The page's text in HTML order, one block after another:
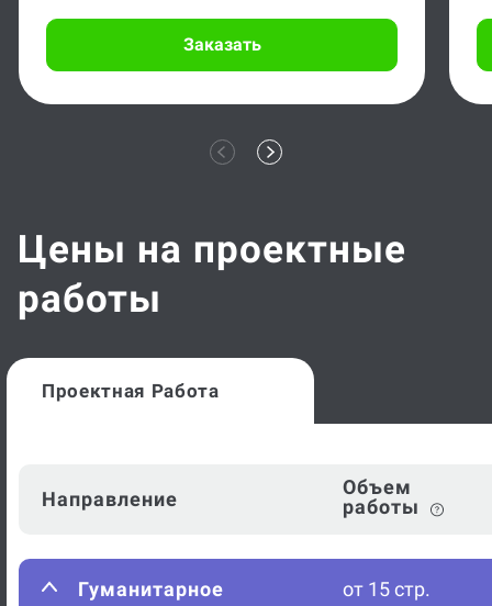
Заказать
Цены на проектные
работы
Проектная Работа
Направление
Объем
работы
Гуманитарное от 15 стр.